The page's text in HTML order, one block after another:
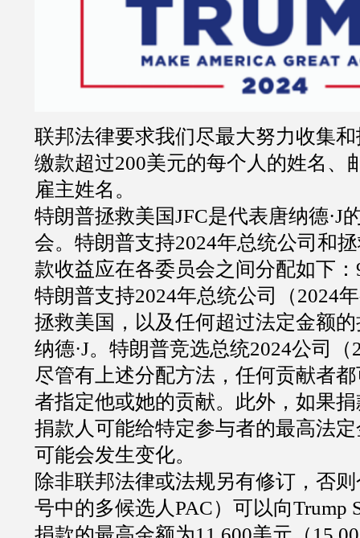
联邦法律要求我们尽最大努力收集
缴款超过200美元的每个人的姓名、
雇主姓名。
特朗普拯救美国JFC是代表唐纳德·J
会。特朗普支持2024年总统公司和
款收益应在各委员会之间分配如下：
特朗普支持2024年总统公司（2024
拯救美国，以及任何超过法定金额
纳德·J。特朗普竞选总统2024公司（
尽管有上述分配方法，任何贡献者
者指定他或她的贡献。此外，如果
捐款人可能给特定参与者的最高法
可能会发生变化。
除非联邦法律或法规另有修订，否
号中的多候选人PAC）可以向Trump